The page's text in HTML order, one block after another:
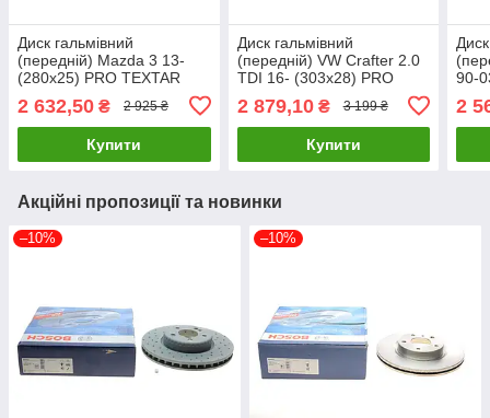
Диск гальмівний
(передній) Mazda 3 13-
(280x25) PRO TEXTAR
2 632,50 ₴ 2 925 ₴
Купити
Диск гальмівний
(передній) VW Crafter 2.0
TDI 16- (303x28) PRO
TEXTAR 92288403 UA61
2 879,10₴ 3 199 ₴
Купити
90-
2
Акційні пропозиції та новинки
–10% –10%